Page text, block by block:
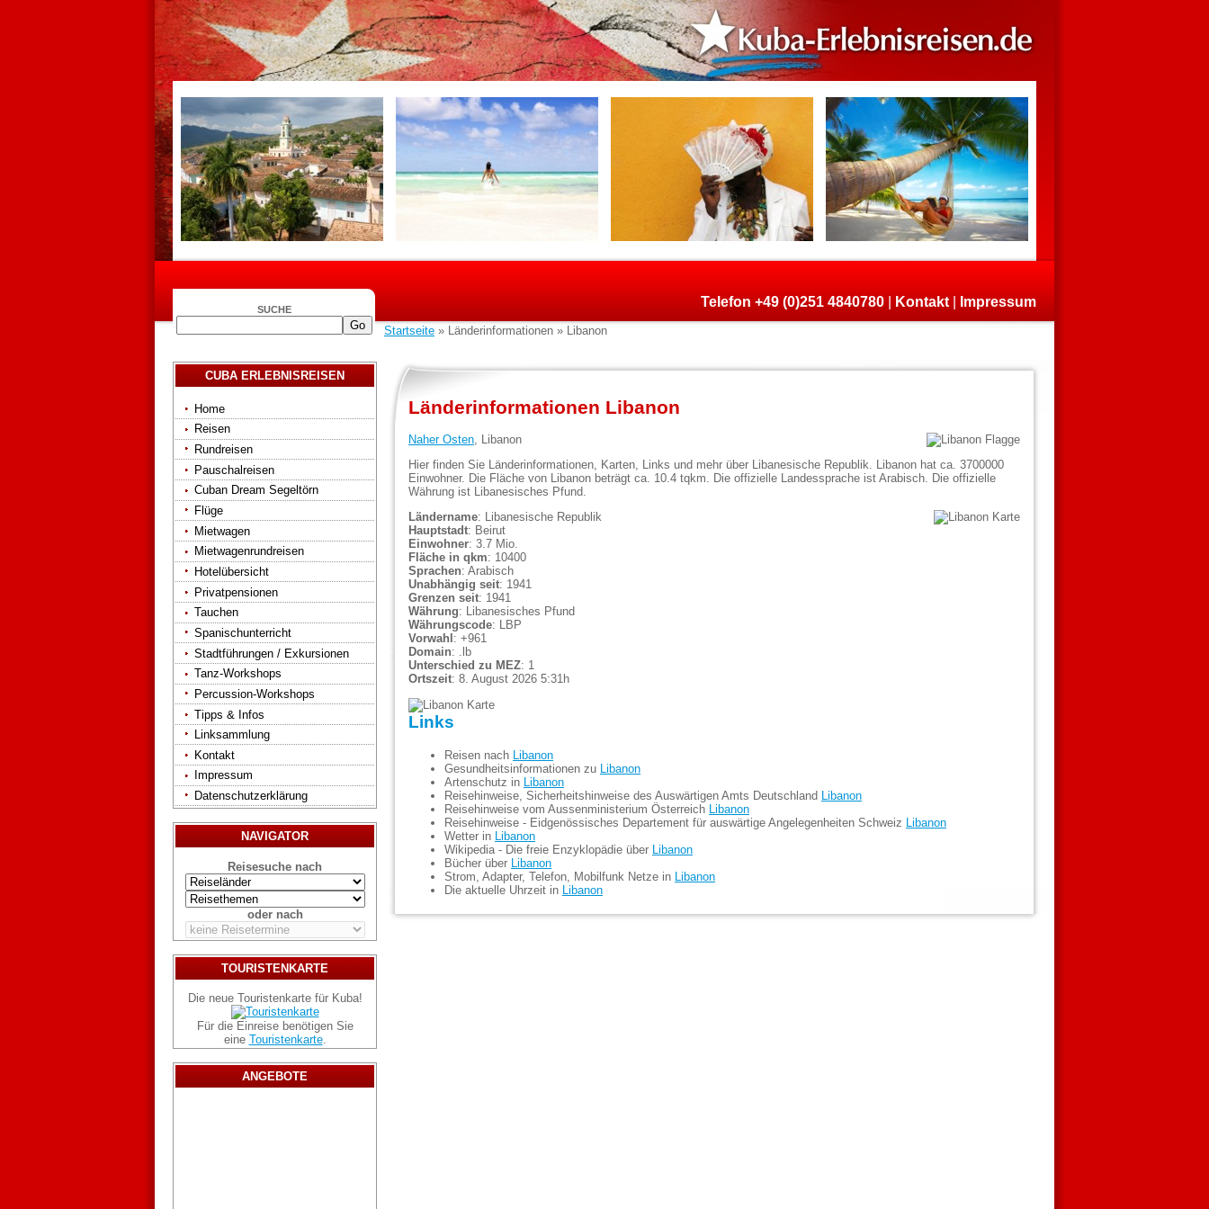
SUCHE Telefon +49 (0)251 4840780 Kontakt Impressum
Startseite » Länderinformationen » Libanon
CUBA ERLEBNISREISEN
Home
Reisen
Rundreisen
Pauschalreisen
Cuban Dream Segeltörn
Flüge
Mietwagen
Mietwagenrundreisen
Hotelübersicht
Privatpensionen
Tauchen
Spanischunterricht
Stadtführungen / Exkursionen
Tanz-Workshops
Percussion-Workshops
Tipps & Infos
Linksammlung
Kontakt
Impressum
Datenschutzerklärung
NAVIGATOR
Reisesuche nach
oder nach
TOURISTENKARTE
Die neue Touristenkarte für Kuba!
Für die Einreise benötigen Sie
eine Touristenkarte.
ANGEBOTE
Länderinformationen Libanon
Naher Osten , Libanon
Hier finden Sie Länderinformationen, Karten, Links und mehr über Libanesische Republik. Libanon hat ca. 3700000
Einwohner. Die Fläche von Libanon beträgt ca. 10.4 tqkm. Die offizielle Landessprache ist Arabisch. Die offizielle
Währung ist Libanesisches Pfund.
Ländername: Libanesische Republik
Hauptstadt: Beirut
Einwohner: 3.7 Mio.
Fläche in qkm: 10400
Sprachen: Arabisch
Unabhängig seit: 1941
Grenzen seit: 1941
Währung: Libanesisches Pfund
Währungscode: LBP
Vorwahl : +961
Domain: .lb
Unterschied zu MEZ: 1
Ortszeit: 8. August 2026 5:31h
Links
Reisen nach Libanon
Gesundheitsinformationen zu Libanon
Artenschutz in Libanon
Reisehinweise, Sicherheitshinweise des Auswärtigen Amts Deutschland Libanon
Reisehinweise vom Aussenministerium Österreich Libanon
Reisehinweise - Eidgenössisches Departement für auswärtige Angelegenheiten Schweiz Libanon
Wetter in Libanon
Wikipedia - Die freie Enzyklopädie über Libanon
Bücher über Libanon
Strom, Adapter, Telefon, Mobilfunk Netze in Libanon
Die aktuelle Uhrzeit in Libanon